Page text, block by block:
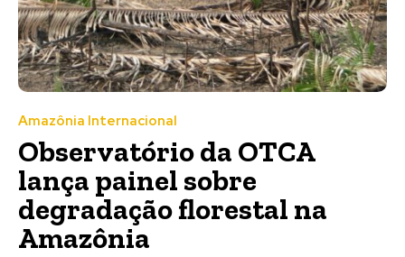
Amazônia Internacional
Observatório da OTCA
lança painel sobre
degradação florestal na
Amazônia